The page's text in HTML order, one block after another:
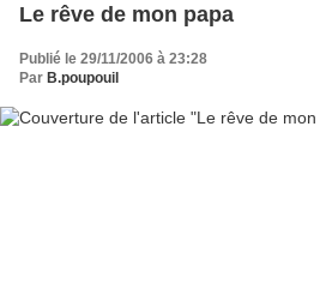
Le rêve de mon papa
Publié le 29/11/2006 à 23:28
Par B.poupouil